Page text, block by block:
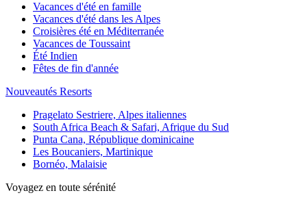
Vacances d'été en famille
Vacances d'été dans les Alpes
Croisières été en Méditerranée
Vacances de Toussaint
Été Indien
Fêtes de fin d'année
Nouveautés Resorts
Pragelato Sestriere, Alpes italiennes
South Africa Beach & Safari, Afrique du Sud
Punta Cana, République dominicaine
Les Boucaniers, Martinique
Bornéo, Malaisie
Voyagez en toute sérénité